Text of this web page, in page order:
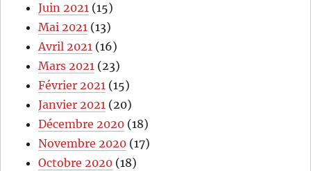
Juin 2021 (15)
Mai 2021 (13)
Avril 2021 (16)
Mars 2021 (23)
Février 2021 (15)
Janvier 2021 (20)
Décembre 2020 (18)
Novembre 2020 (17)
Octobre 2020 (18)